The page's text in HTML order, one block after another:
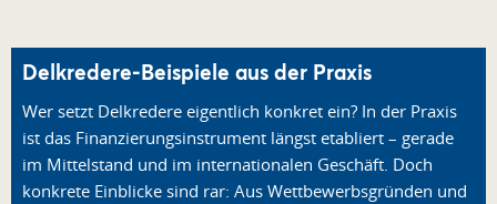
Delkredere-Beispiele aus der Praxis
Wer setzt Delkredere eigentlich konkret ein? In der Praxis
ist das Finanzierungsinstrument längst etabliert – gerade
im Mittelstand und im internationalen Geschäft. Doch
konkrete Einblicke sind rar: Aus Wettbewerbsgründen und